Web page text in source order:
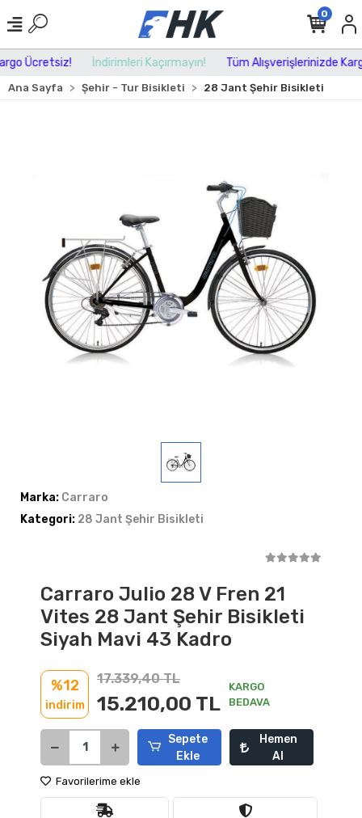
Ücretsiz! İndirimleri Kaçırmayın! Tüm Alışverişlerinizde
0
Ana Sayfa Şehir - Tur Bisikleti 28 Jant Şehir Bisikleti
Marka: Carraro
Kategori: 28 Jant Şehir Bisikleti
Carraro Julio 28 V Fren 21
Vites 28 Jant Şehir Bisikleti
Siyah Mavi 43 Kadro
%12
indirim
17.339,40 TL
15.210,00 TL
KARGO
BEDAVA
Sepete
Ekle
Hemen
Al
Favorilerime ekle